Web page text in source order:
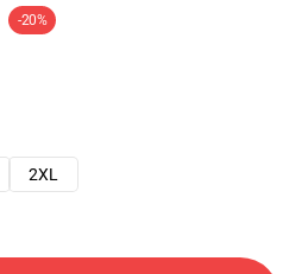
-20%
2XL